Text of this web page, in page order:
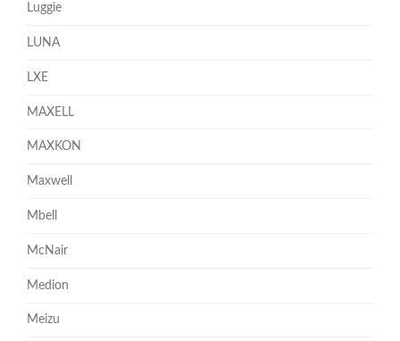
Luggie
LUNA
LXE
MAXELL
MAXKON
Maxwell
Mbell
McNair
Medion
Meizu